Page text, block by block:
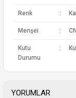
Renk :
Menşei : CN
Kutu
Durumu
:
YORUMLAR